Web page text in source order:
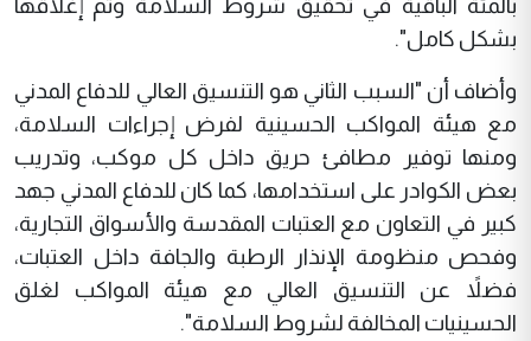
بشكل كامل".
وأضاف أن "السبب الثاني هو التنسيق العالي للدفاع المدني
مع هيئة المواكب الحسينية لفرض إجراءات السلامة،
ومنها توفير مطافئ حريق داخل كل موكب، وتدريب
بعض الكوادر على استخدامها، كما كان للدفاع المدني جهد
كبير في التعاون مع العتبات المقدسة والأسواق التجارية،
وفحص منظومة الإنذار الرطبة والجافة داخل العتبات،
فضلاً عن التنسيق العالي مع هيئة المواكب لغلق
الحسينيات المخالفة لشروط السلامة".